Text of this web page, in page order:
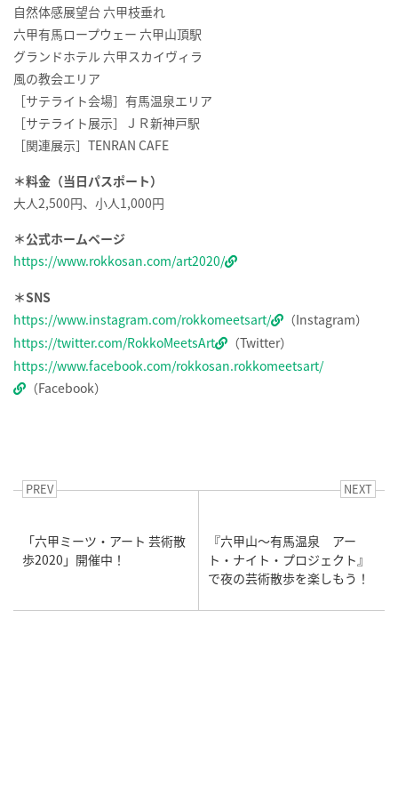
自然体感展望台 六甲枝垂れ
六甲有馬ロープウェー 六甲山頂駅
グランドホテル 六甲スカイヴィラ
風の教会エリア
［サテライト会場］有馬温泉エリア
［サテライト展示］ＪＲ新神戸駅
［関連展示］ TENRAN CAFE
＊料金（当日パスポート）
大人2,500円、小人1,000円
＊公式ホームページ
https://www.rokkosan.com/art2020/
＊SNS
https://www.instagram.com/rokkomeetsart/
（Instagram）
https://twitter.com/RokkoMeetsArt
（Twitter）
https://www.facebook.com/rokkosan.rokkomeetsart/
（Facebook）
PREV
「六甲ミーツ・アート 芸術散
歩2020」開催中！
NEXT
『六甲山～有馬温泉 アー
ト・ナイト・プロジェクト』
で夜の芸術散歩を楽しもう！